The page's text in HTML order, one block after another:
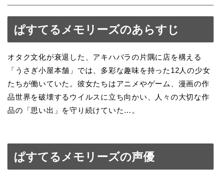
ぱすてるメモリーズのあらすじ
オタク文化が衰退した、アキハバラの片隅に店を構える
「うさぎ小屋本舗」では、多彩な趣味を持った12人の少女
たちが働いていた。彼女たちはアニメやゲーム、漫画の作
品世界を破壊するウイルスに立ち向かい、人々の大切な作
品の「思い出」を守り続けていた…。
ぱすてるメモリーズの声優